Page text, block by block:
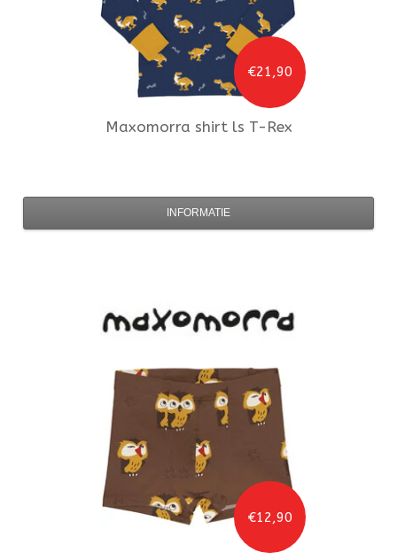
€21,90
Maxomorra shirt ls T-Rex
INFORMATIE
€12,90